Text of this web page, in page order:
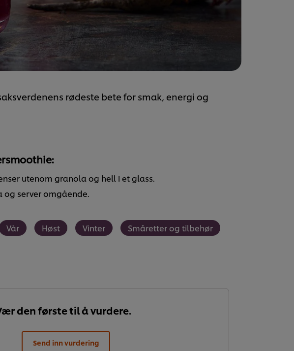
rødeste bete for smak, energi og
utenom granola og hell i et glass.
og server omgående.
Vår Høst Vinter Småretter og tilbehør
den første til å vurdere.
Send inn vurdering